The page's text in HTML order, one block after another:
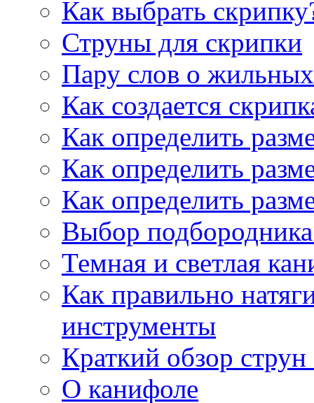
Как выбрать
Струны для скрипки
Пару слов о
Как создается
Как определить
Как определить
Как определить
Выбор
Темная и светлая
Как правильно
инструменты
Краткий обзор
О канифоле